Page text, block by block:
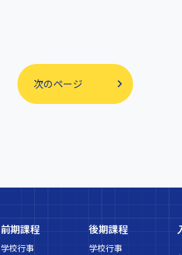
次のページ
前期課程
学校行事
後期課程
学校行事